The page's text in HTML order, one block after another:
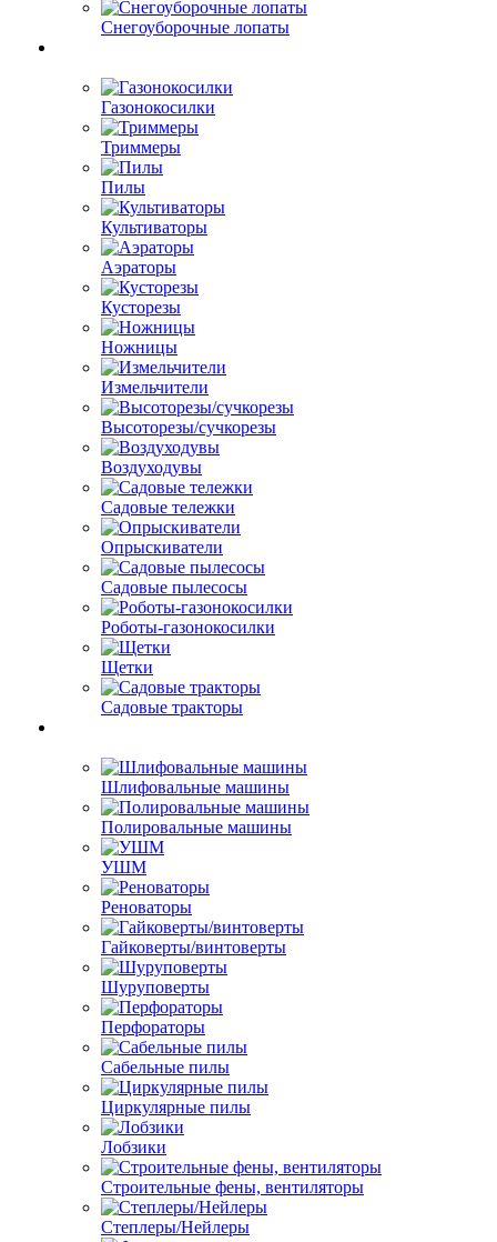
Снегоуборочные лопаты
Газонокосилки
Триммеры
Пилы
Культиваторы
Аэраторы
Кусторезы
Ножницы
Измельчители
Высоторезы/сучкорезы
Воздуходувы
Садовые тележки
Опрыскиватели
Садовые пылесосы
Роботы-газонокосилки
Щетки
Садовые тракторы
Шлифовальные машины
Полировальные машины
УШМ
Реноваторы
Гайковерты/винтоверты
Шуруповерты
Перфораторы
Сабельные пилы
Циркулярные пилы
Лобзики
Строительные фены, вентиляторы
Степлеры/Нейлеры